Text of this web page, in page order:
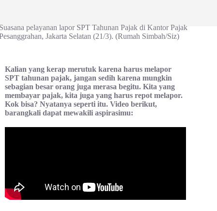
pelayanan lapor SPT Tahunan Pajak di Kantor Pajak
Jakarta Selatan (21/3). (Rumah Simbah/Siz)
Kalian yang kerap merutuk karena harus melapor
SPT tahunan pajak, jangan sedih karena mungkin
sebagian besar orang juga merasa begitu. Kita yang
membayar pajak, kita juga yang harus repot melapor.
Kok bisa? Nyatanya seperti itu. Video berikut,
barangkali dapat mewakili aspirasimu: